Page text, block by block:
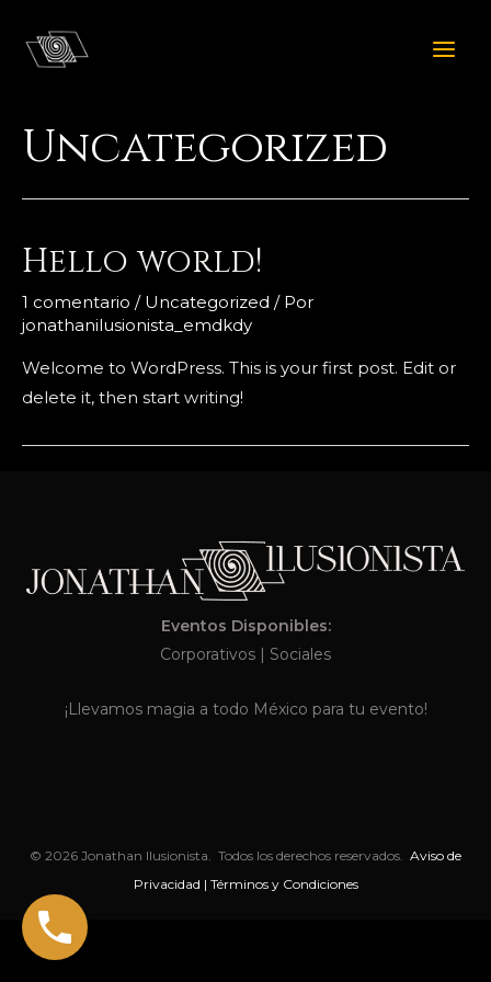
contenido
Uncategorized
Hello world!
1 comentario / Uncategorized / Por
jonathanilusionista_emdkdy
Welcome to WordPress. This is your first post. Edit or
delete it, then start writing!
Eventos Disponibles:
Corporativos | Sociales
¡Llevamos magia a todo México para tu evento!
© 2026 Jonathan Ilusionista. Todos los derechos reservados. Aviso de
Privacidad | Términos y Condiciones